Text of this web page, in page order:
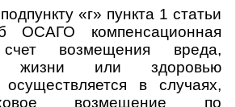
«г» пункта 1 статьи
ОСАГО компенсационная
возмещения вреда,
жизни или здоровью
осуществляется в случаях,
возмещение по